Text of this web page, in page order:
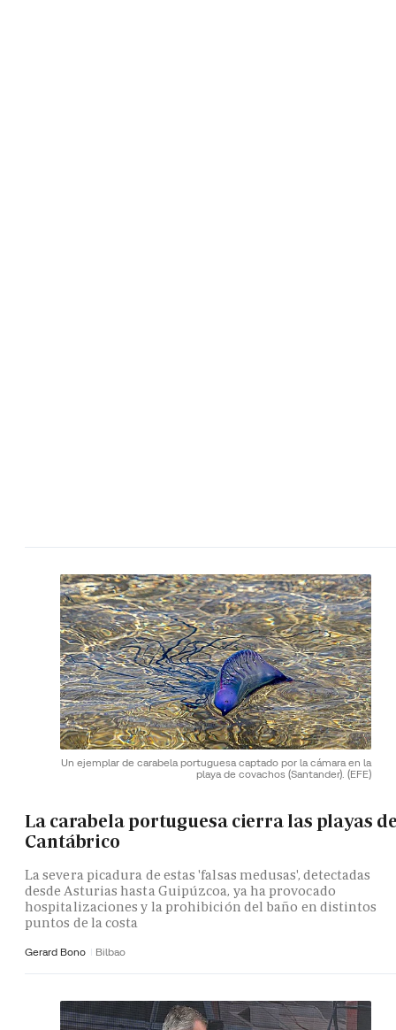
Un ejemplar de carabela portuguesa captado por la cámara en la
playa de covachos (Santander). (EFE)
La carabela portuguesa cierra las playas
Cantábrico
La severa picadura de estas 'falsas medusas', detectadas
desde Asturias hasta Guipúzcoa, ya ha provocado
hospitalizaciones y la prohibición del baño en distintos
puntos de la costa
Gerard Bono Bilbao